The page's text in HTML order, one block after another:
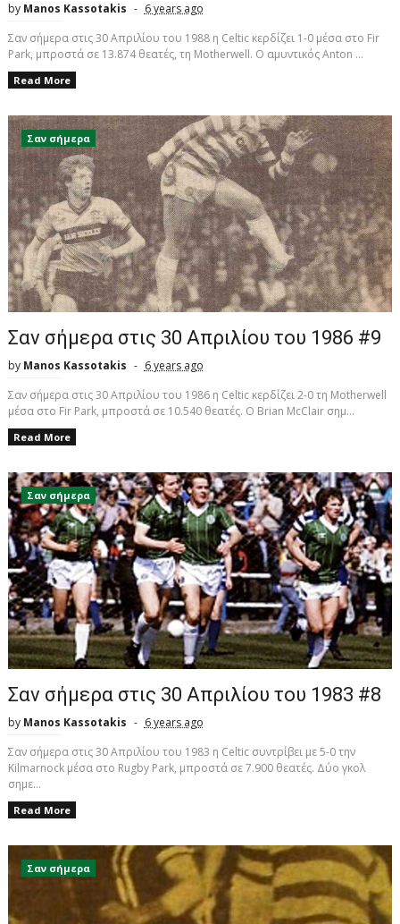
by Manos Kassotakis
6 years ago
Σαν σήμερα στις 30 Απριλίου του 1988 η Celtic κερδίζει 1-0 μέσα στο Fir
Park, μπροστά σε 13.874 θεατές, τη Motherwell. Ο αμυντικός Anton ...
Read More
Σαν σήμερα
Σαν σήμερα στις 30 Απριλίου του 1986 #9
by Manos Kassotakis
6 years ago
Σαν σήμερα στις 30 Απριλίου του 1986 η Celtic κερδίζει 2-0 τη Motherwell
μέσα στο Fir Park, μπροστά σε 10.540 θεατές. O Brian McClair σημ...
Read More
Σαν σήμερα
Σαν σήμερα στις 30 Απριλίου του 1983 #8
by Manos Kassotakis
6 years ago
Σαν σήμερα στις 30 Απριλίου του 1983 η Celtic συντρίβει με 5-0 την
Kilmarnock μέσα στo Rugby Park, μπροστά σε 7.900 θεατές. Δύο γκολ
σημε...
Read More
Σαν σήμερα